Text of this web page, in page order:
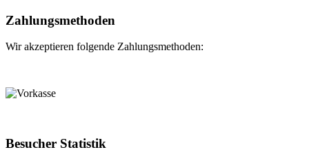
Zahlungsmethoden
Wir akzeptieren folgende Zahlungsmethoden:
Besucher Statistik